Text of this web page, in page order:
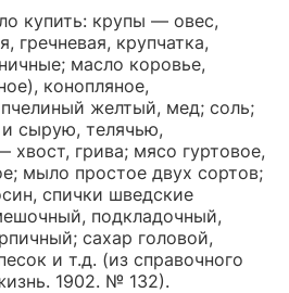
купить: крупы — овес,
гречневая, крупчатка,
масло коровье,
конопляное,
желтый, мед; соль;
сырую, телячью,
хвост, грива; мясо гуртовое,
мыло простое двух сортов;
спички шведские
подкладочный,
сахар головой,
и т.д. (из справочного
1902. № 132).